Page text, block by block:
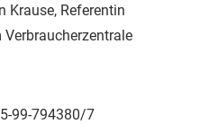
Krause, Referentin
99-794380/7